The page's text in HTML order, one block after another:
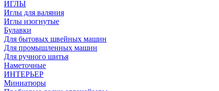
ИГЛЫ
Иглы для валяния
Иглы изогнутые
Булавки
Для бытовых швейных машин
Для промышленных машин
Для ручного шитья
Наметочные
ИНТЕРЬЕР
Миниатюры